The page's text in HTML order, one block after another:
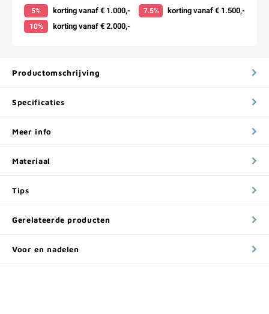
5% korting vanaf € 1.000,- 7.5% korting vanaf € 1.500,-
10% korting vanaf € 2.000,-
Productomschrijving
Specificaties
Meer info
Materiaal
Tips
Gerelateerde producten
Voor en nadelen